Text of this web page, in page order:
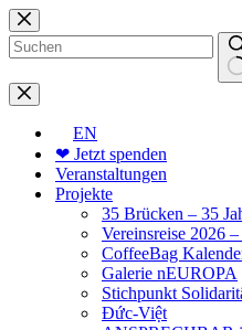
Zum
Inhalt
springen
Keine
Ergebnisse
EN
❤ Jetzt spenden
Veranstaltungen
Projekte
35 Brücken – 35
Vereinsreise 2026
CoffeeBag
Galerie nEUROPA
Stichpunkt
Đức-Việt